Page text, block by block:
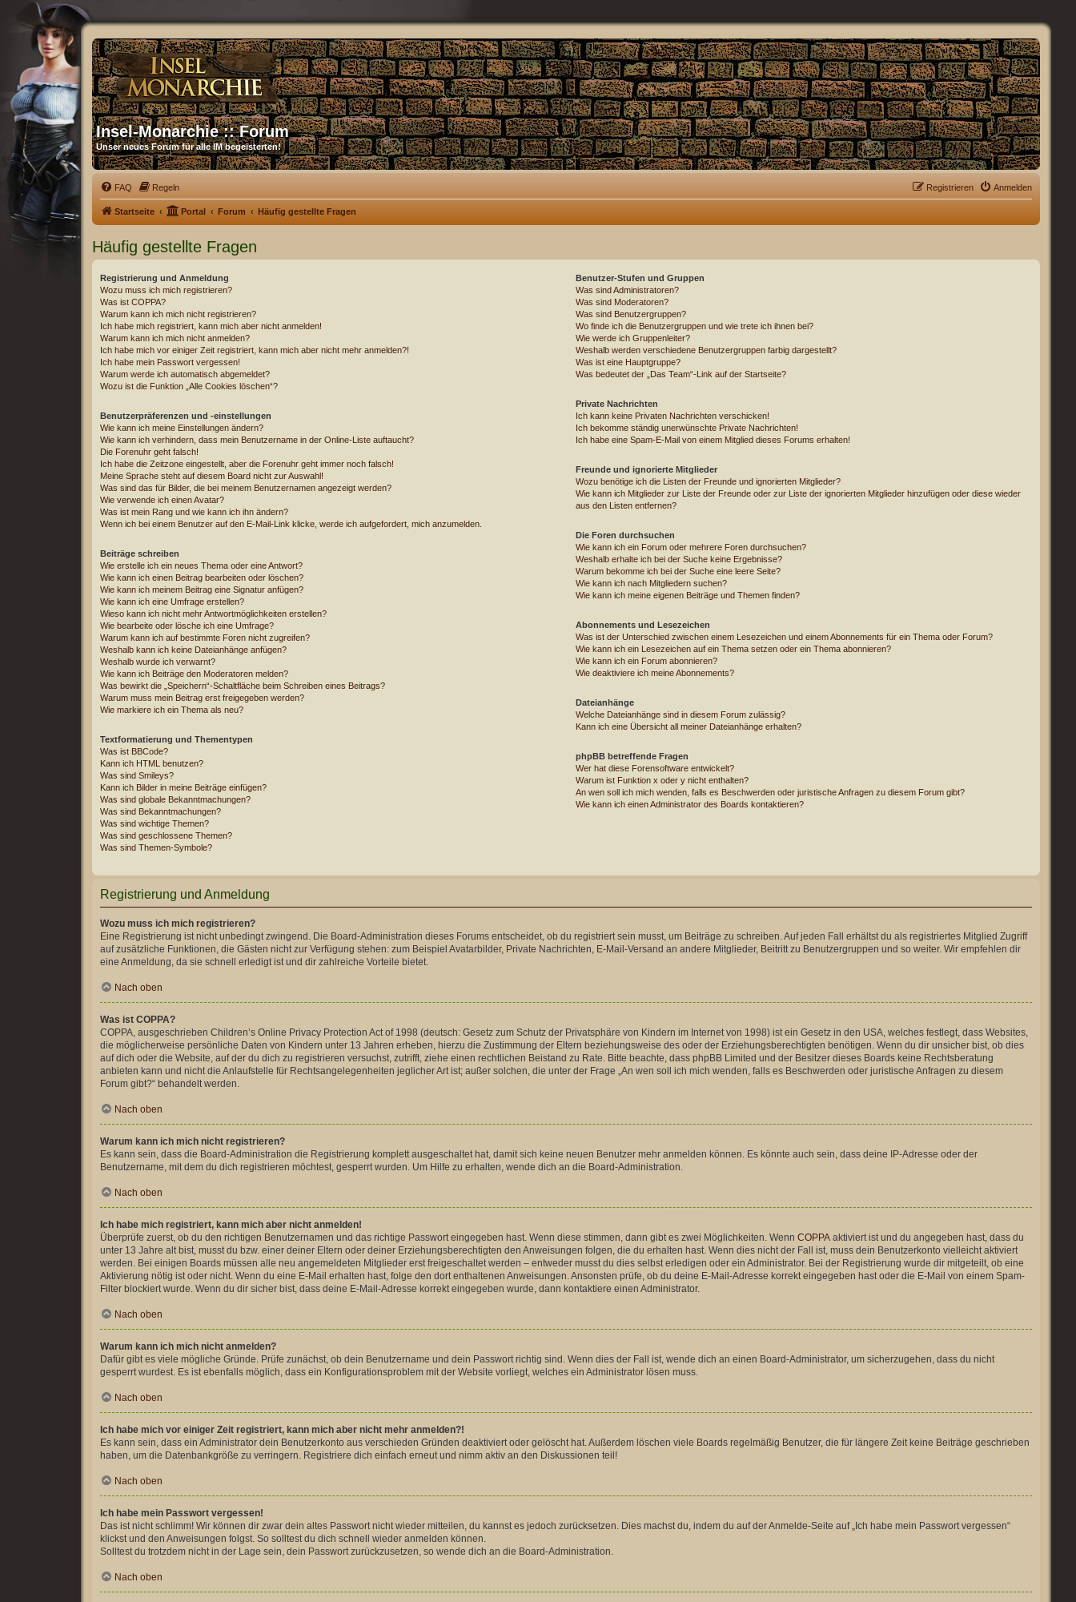
Insel-Monarchie :: Forum
Unser neues Forum für alle IM begeisterten!
FAQ Regeln Anmelden
Registrieren
Startseite Portal Forum Häufig gestellte Fragen
Häufig gestellte Fragen
Registrierung und Anmeldung
Wozu muss ich mich registrieren?
Was ist COPPA?
Warum kann ich mich nicht registrieren?
Ich habe mich registriert, kann mich aber nicht anmelden!
Warum kann ich mich nicht anmelden?
Ich habe mich vor einiger Zeit registriert, kann mich aber nicht mehr anmelden?!
Ich habe mein Passwort vergessen!
Warum werde ich automatisch abgemeldet?
Wozu ist die Funktion „Alle Cookies löschen“?
Benutzerpräferenzen und -einstellungen
Wie kann ich meine Einstellungen ändern?
Wie kann ich verhindern, dass mein Benutzername in der Online-Liste auftaucht?
Die Forenuhr geht falsch!
Ich habe die Zeitzone eingestellt, aber die Forenuhr geht immer noch falsch!
Meine Sprache steht auf diesem Board nicht zur Auswahl!
Was sind das für Bilder, die bei meinem Benutzernamen angezeigt werden?
Wie verwende ich einen Avatar?
Was ist mein Rang und wie kann ich ihn ändern?
Wenn ich bei einem Benutzer auf den E-Mail-Link klicke, werde ich aufgefordert, mich anzumelden.
Beiträge schreiben
Wie erstelle ich ein neues Thema oder eine Antwort?
Wie kann ich einen Beitrag bearbeiten oder löschen?
Wie kann ich meinem Beitrag eine Signatur anfügen?
Wie kann ich eine Umfrage erstellen?
Wieso kann ich nicht mehr Antwortmöglichkeiten erstellen?
Wie bearbeite oder lösche ich eine Umfrage?
Warum kann ich auf bestimmte Foren nicht zugreifen?
Weshalb kann ich keine Dateianhänge anfügen?
Weshalb wurde ich verwarnt?
Wie kann ich Beiträge den Moderatoren melden?
Was bewirkt die „Speichern“-Schaltfläche beim Schreiben eines Beitrags?
Warum muss mein Beitrag erst freigegeben werden?
Wie markiere ich ein Thema als neu?
Textformatierung und Thementypen
Was ist BBCode?
Kann ich HTML benutzen?
Was sind Smileys?
Kann ich Bilder in meine Beiträge einfügen?
Was sind globale Bekanntmachungen?
Was sind Bekanntmachungen?
Was sind wichtige Themen?
Was sind geschlossene Themen?
Was sind Themen-Symbole?
Benutzer-Stufen und Gruppen
Was sind Administratoren?
Was sind Moderatoren?
Was sind Benutzergruppen?
Wo finde ich die Benutzergruppen und wie trete ich ihnen bei?
Wie werde ich Gruppenleiter?
Weshalb werden verschiedene Benutzergruppen farbig dargestellt?
Was ist eine Hauptgruppe?
Was bedeutet der „Das Team“-Link auf der Startseite?
Private Nachrichten
Ich kann keine Privaten Nachrichten verschicken!
Ich bekomme ständig unerwünschte Private Nachrichten!
Ich habe eine Spam-E-Mail von einem Mitglied dieses Forums erhalten!
Freunde und ignorierte Mitglieder
Wozu benötige ich die Listen der Freunde und ignorierten Mitglieder?
Wie kann ich Mitglieder zur Liste der Freunde oder zur Liste der ignorierten Mitglieder hinzufügen oder diese wieder
aus den Listen entfernen?
Die Foren durchsuchen
Wie kann ich ein Forum oder mehrere Foren durchsuchen?
Weshalb erhalte ich bei der Suche keine Ergebnisse?
Warum bekomme ich bei der Suche eine leere Seite?
Wie kann ich nach Mitgliedern suchen?
Wie kann ich meine eigenen Beiträge und Themen finden?
Abonnements und Lesezeichen
Was ist der Unterschied zwischen einem Lesezeichen und einem Abonnements für ein Thema oder Forum?
Wie kann ich ein Lesezeichen auf ein Thema setzen oder ein Thema abonnieren?
Wie kann ich ein Forum abonnieren?
Wie deaktiviere ich meine Abonnements?
Dateianhänge
Welche Dateianhänge sind in diesem Forum zulässig?
Kann ich eine Übersicht all meiner Dateianhänge erhalten?
phpBB betreffende Fragen
Wer hat diese Forensoftware entwickelt?
Warum ist Funktion x oder y nicht enthalten?
An wen soll ich mich wenden, falls es Beschwerden oder juristische Anfragen zu diesem Forum gibt?
Wie kann ich einen Administrator des Boards kontaktieren?
Registrierung und Anmeldung
Wozu muss ich mich registrieren?
Eine Registrierung ist nicht unbedingt zwingend. Die Board-Administration dieses Forums entscheidet, ob du registriert sein musst, um Beiträge zu schreiben. Auf jeden Fall erhältst du als registriertes Mitglied Zugriff
auf zusätzliche Funktionen, die Gästen nicht zur Verfügung stehen: zum Beispiel Avatarbilder, Private Nachrichten, E-Mail-Versand an andere Mitglieder, Beitritt zu Benutzergruppen und so weiter. Wir empfehlen dir
eine Anmeldung, da sie schnell erledigt ist und dir zahlreiche Vorteile bietet.
Nach oben
Was ist COPPA?
COPPA, ausgeschrieben Children’s Online Privacy Protection Act of 1998 (deutsch: Gesetz zum Schutz der Privatsphäre von Kindern im Internet von 1998) ist ein Gesetz in den USA, welches festlegt, dass Websites,
die möglicherweise persönliche Daten von Kindern unter 13 Jahren erheben, hierzu die Zustimmung der Eltern beziehungsweise des oder der Erziehungsberechtigten benötigen. Wenn du dir unsicher bist, ob dies
auf dich oder die Website, auf der du dich zu registrieren versuchst, zutrifft, ziehe einen rechtlichen Beistand zu Rate. Bitte beachte, dass phpBB Limited und der Besitzer dieses Boards keine Rechtsberatung
anbieten kann und nicht die Anlaufstelle für Rechtsangelegenheiten jeglicher Art ist; außer solchen, die unter der Frage „An wen soll ich mich wenden, falls es Beschwerden oder juristische Anfragen zu diesem
Forum gibt?“ behandelt werden.
Nach oben
Warum kann ich mich nicht registrieren?
Es kann sein, dass die Board-Administration die Registrierung komplett ausgeschaltet hat, damit sich keine neuen Benutzer mehr anmelden können. Es könnte auch sein, dass deine IP-Adresse oder der
Benutzername, mit dem du dich registrieren möchtest, gesperrt wurden. Um Hilfe zu erhalten, wende dich an die Board-Administration.
Nach oben
Ich habe mich registriert, kann mich aber nicht anmelden!
Überprüfe zuerst, ob du den richtigen Benutzernamen und das richtige Passwort eingegeben hast. Wenn diese stimmen, dann gibt es zwei Möglichkeiten. Wenn COPPA aktiviert ist und du angegeben hast, dass du
unter 13 Jahre alt bist, musst du bzw. einer deiner Eltern oder deiner Erziehungsberechtigten den Anweisungen folgen, die du erhalten hast. Wenn dies nicht der Fall ist, muss dein Benutzerkonto vielleicht aktiviert
werden. Bei einigen Boards müssen alle neu angemeldeten Mitglieder erst freigeschaltet werden – entweder musst du dies selbst erledigen oder ein Administrator. Bei der Registrierung wurde dir mitgeteilt, ob eine
Aktivierung nötig ist oder nicht. Wenn du eine E-Mail erhalten hast, folge den dort enthaltenen Anweisungen. Ansonsten prüfe, ob du deine E-Mail-Adresse korrekt eingegeben hast oder die E-Mail von einem Spam-
Filter blockiert wurde. Wenn du dir sicher bist, dass deine E-Mail-Adresse korrekt eingegeben wurde, dann kontaktiere einen Administrator.
Nach oben
Warum kann ich mich nicht anmelden?
Dafür gibt es viele mögliche Gründe. Prüfe zunächst, ob dein Benutzername und dein Passwort richtig sind. Wenn dies der Fall ist, wende dich an einen Board-Administrator, um sicherzugehen, dass du nicht
gesperrt wurdest. Es ist ebenfalls möglich, dass ein Konfigurationsproblem mit der Website vorliegt, welches ein Administrator lösen muss.
Nach oben
Ich habe mich vor einiger Zeit registriert, kann mich aber nicht mehr anmelden?!
Es kann sein, dass ein Administrator dein Benutzerkonto aus verschieden Gründen deaktiviert oder gelöscht hat. Außerdem löschen viele Boards regelmäßig Benutzer, die für längere Zeit keine Beiträge geschrieben
haben, um die Datenbankgröße zu verringern. Registriere dich einfach erneut und nimm aktiv an den Diskussionen teil!
Nach oben
Ich habe mein Passwort vergessen!
Das ist nicht schlimm! Wir können dir zwar dein altes Passwort nicht wieder mitteilen, du kannst es jedoch zurücksetzen. Dies machst du, indem du auf der Anmelde-Seite auf „Ich habe mein Passwort vergessen“
klickst und den Anweisungen folgst. So solltest du dich schnell wieder anmelden können.
Solltest du trotzdem nicht in der Lage sein, dein Passwort zurückzusetzen, so wende dich an die Board-Administration.
Nach oben